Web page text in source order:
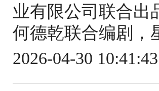
业有限公司联合出
何德乾联合编剧，
2026-04-30 10:41:43